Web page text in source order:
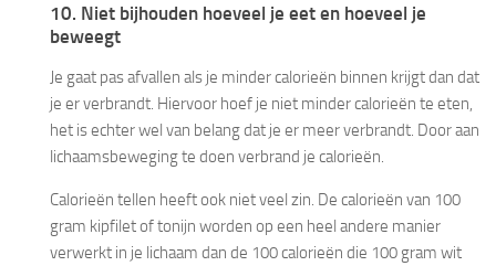
10. Niet bijhouden hoeveel je eet en hoeveel je
beweegt
Je gaat pas afvallen als je minder calorieën binnen krijgt dan dat
je er verbrandt. Hiervoor hoef je niet minder calorieën te eten,
het is echter wel van belang dat je er meer verbrandt. Door aan
lichaamsbeweging te doen verbrand je calorieën.
Calorieën tellen heeft ook niet veel zin. De calorieën van 100
gram kipfilet of tonijn worden op een heel andere manier
verwerkt in je lichaam dan de 100 calorieën die 100 gram wit